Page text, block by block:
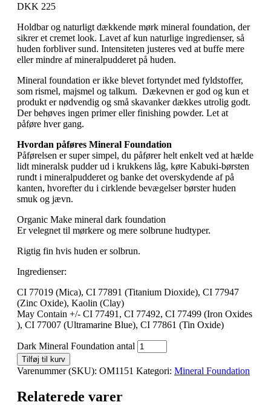
DKK 225
Holdbar og naturligt dækkende mørk mineral foundation, der
sikrer et cremet look. Lavet af kun naturlige ingredienser, så
huden forbliver sund. Intensiteten justeres ved at buffe mere
eller mindre af mineralpudderet på huden.
Mineral foundation er ikke blevet fortyndet med fyldstoffer,
som rismel, majsmel og talkum. Dækevnen er god og kun et
produkt er nødvendig og små skavanker dækkes utrolig godt.
Der behøves ingen primer eller finishing powder. Let at
påføre hver gang.
Hvordan påføres Mineral Foundation
Påførelsen er super simpel, du påfører helt enkelt ved at hælde
lidt mineralsk pudder ud i krukkens låg, køre Kabuki-børsten
rundt i mineralpudderet og banke det overskydende af på
kanten, hvorefter du i cirklende bevægelser børster huden
smuk og jævn.
Organic Make mineral dark foundation
Er velegnet til mørkere og mere solbrune hudtyper.
Rigtig fin hvis huden er solbrun.
Ingredienser:
CI 77019 (Mica), CI 77891 (Titanium Dioxide), CI 77947
(Zinc Oxide), Kaolin (Clay)
May Contain +/- CI 77491, CI 77492, CI 77499 (Iron Oxides
), CI 77007 (Ultramarine Blue), CI 77861 (Tin Oxide)
Dark Mineral Foundation antal
Tilføj til kurv
Varenummer (SKU): OM1151 Kategori: Mineral Foundation
Relaterede varer